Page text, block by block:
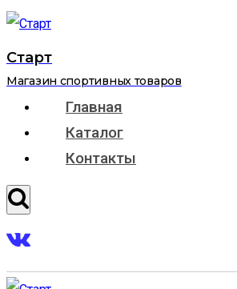
Перейти
содержимому
Старт
Магазин спортивных товаров
Главная
Каталог
Контакты